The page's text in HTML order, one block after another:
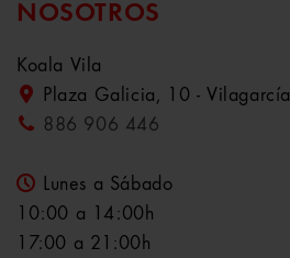
NOSOTROS
Koala Vila
Plaza Galicia, 10 - Vilagarcía
886 906 446
Lunes a Sábado
10:00 a 14:00h
17:00 a 21:00h